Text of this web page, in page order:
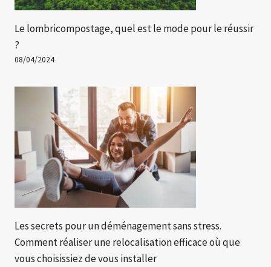
Le lombricompostage, quel est le mode pour le réussir
?
08/04/2024
Les secrets pour un déménagement sans stress.
Comment réaliser une relocalisation efficace où que
vous choisissiez de vous installer